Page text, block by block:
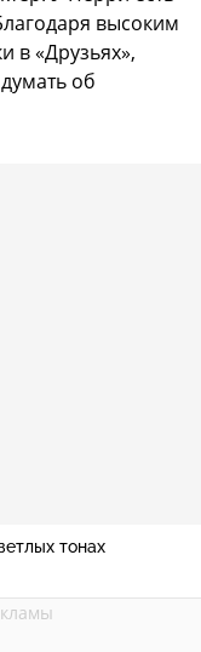
высоким
в «Друзьях»,
об
тонах